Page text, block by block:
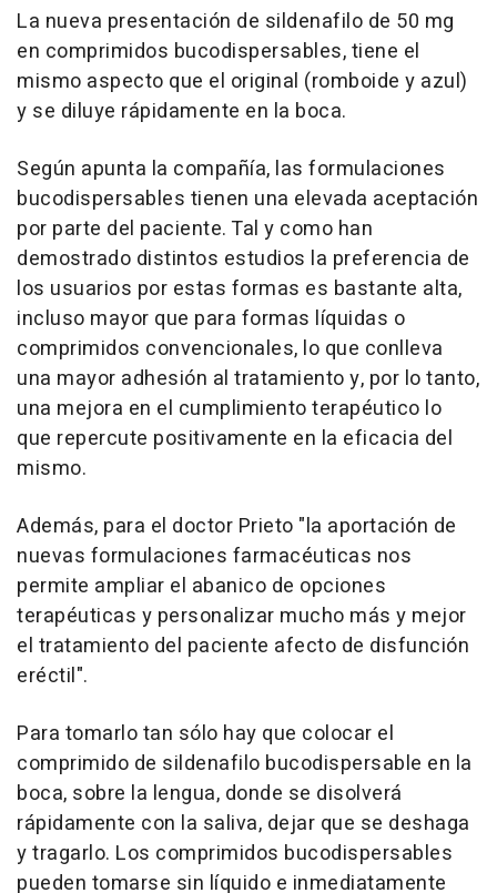
La nueva presentación de sildenafilo de 50 mg
en comprimidos bucodispersables, tiene el
mismo aspecto que el original (romboide y azul)
y se diluye rápidamente en la boca.
Según apunta la compañía, las formulaciones
bucodispersables tienen una elevada aceptación
por parte del paciente. Tal y como han
demostrado distintos estudios la preferencia de
los usuarios por estas formas es bastante alta,
incluso mayor que para formas líquidas o
comprimidos convencionales, lo que conlleva
una mayor adhesión al tratamiento y, por lo tanto,
una mejora en el cumplimiento terapéutico lo
que repercute positivamente en la eficacia del
mismo.
Además, para el doctor Prieto "la aportación de
nuevas formulaciones farmacéuticas nos
permite ampliar el abanico de opciones
terapéuticas y personalizar mucho más y mejor
el tratamiento del paciente afecto de disfunción
eréctil".
Para tomarlo tan sólo hay que colocar el
comprimido de sildenafilo bucodispersable en la
boca, sobre la lengua, donde se disolverá
rápidamente con la saliva, dejar que se deshaga
y tragarlo. Los comprimidos bucodispersables
pueden tomarse sin líquido e inmediatamente